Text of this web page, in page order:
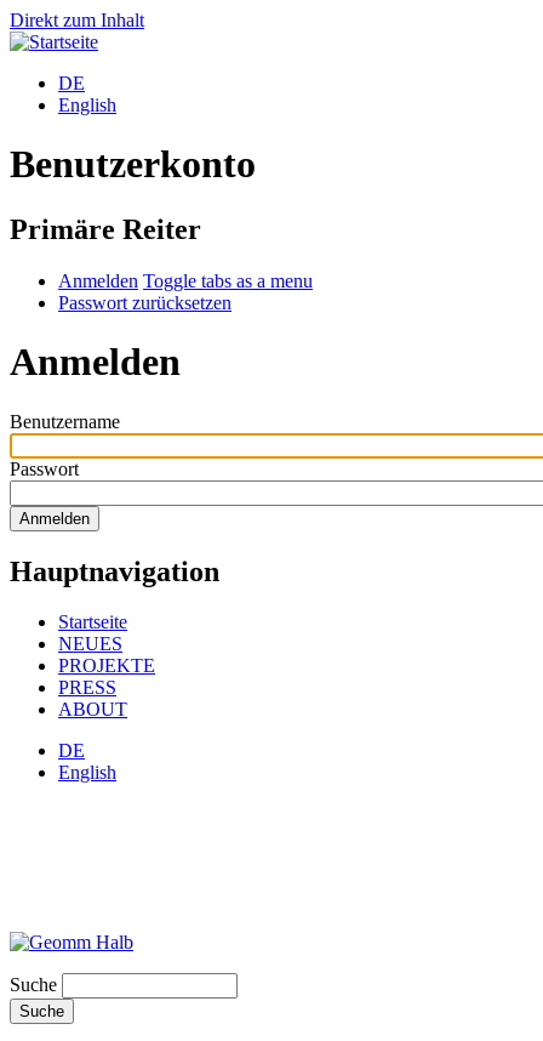
Direkt zum Inhalt
DE
English
Benutzerkonto
Primäre Reiter
Anmelden Toggle tabs as a menu
Passwort zurücksetzen
Anmelden
Benutzername
Passwort
Hauptnavigation
Startseite
NEUES
PROJEKTE
PRESS
ABOUT
DE
English
Suche